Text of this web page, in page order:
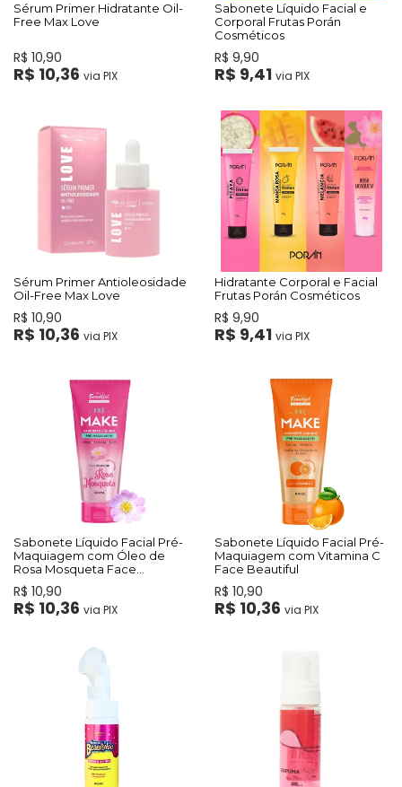
Sérum Primer Hidratante Oil-
Free Max Love
R$ 10,90
R$ 10,36 via PIX
Sabonete Líquido Facial e
Corporal Frutas Porán
Cosméticos
R$ 9,90
R$ 9,41 via PIX
Sérum Primer Antioleosidade
Oil-Free Max Love
R$ 10,90
R$ 10,36 via PIX
Hidratante Corporal e Facial
Frutas Porán Cosméticos
R$ 9,90
R$ 9,41 via PIX
Sabonete Líquido Facial Pré-
Maquiagem com Óleo de
Rosa Mosqueta Face
Beautiful
R$ 10,90
R$ 10,36 via PIX
Sabonete Líquido Facial Pré-
Maquiagem com Vitamina C
Face Beautiful
R$ 10,90
R$ 10,36 via PIX